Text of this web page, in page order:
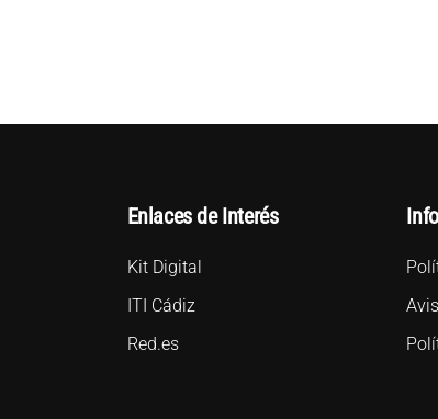
Enlaces de Interés
Kit Digital
ITI Cádiz
Red.es